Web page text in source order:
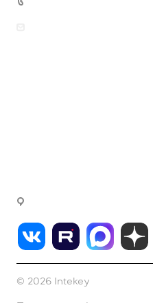
© 2026 Intekey